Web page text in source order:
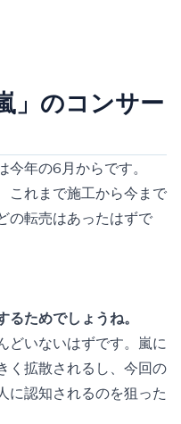
」のコンサー
年の6月からです。
これまで施工から今まで
の転売はあったはずで
ためでしょうね。
どいないはずです。嵐に
く拡散されるし、今回の
に認知されるのを狙った